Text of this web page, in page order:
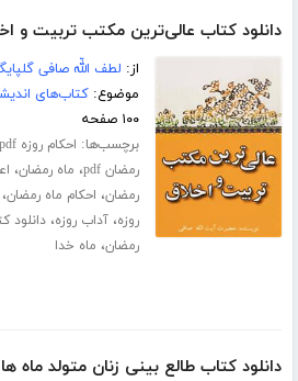
دانلود کتاب عالی‌ترین مکتب تربیت و
از: لطف اللّه صافی
موضوع:کتاب‌های
۱۰۰ صفحه
برچسب‌ها: احکام روزه pdf
رمضان pdf
، ماه رمضان،
رمضان، احکام ماه رمضان
روزه،آداب روزه،دانلود
رمضان، ماه خدا
دانلود کتاب طالع بینی زنان متولد ماه